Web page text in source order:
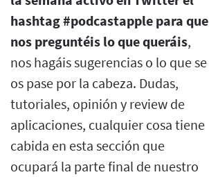
hashtag #podcastapple para que
nos preguntéis lo que queráis,
nos hagáis sugerencias o lo que se
os pase por la cabeza. Dudas,
tutoriales, opinión y review de
aplicaciones, cualquier cosa tiene
cabida en esta sección que
ocupará la parte final de nuestro